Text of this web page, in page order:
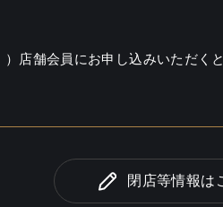
店舗会員にお申し込みいただくと
閉店等情報は